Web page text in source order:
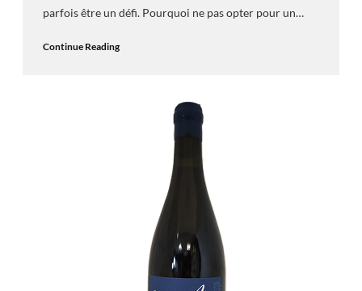
parfois être un défi. Pourquoi ne pas opter pour un…
Continue Reading